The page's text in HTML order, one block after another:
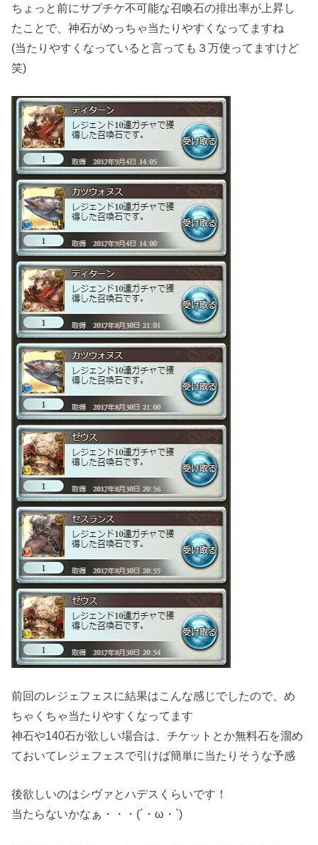
ちょっと前にサプチケ不可能な召喚石の排出率が上昇し
たことで、神石がめっちゃ当たりやすくなってますね
(当たりやすくなっていると言っても３万使ってますけど
笑)
前回のレジェフェスに結果はこんな感じでしたので、め
ちゃくちゃ当たりやすくなってます
神石や140石が欲しい場合は、チケットとか無料石を溜め
ておいてレジェフェスで引けば簡単に当たりそうな予感
後欲しいのはシヴァとハデスくらいです！
当たらないかなぁ・・・(´・ω・`)